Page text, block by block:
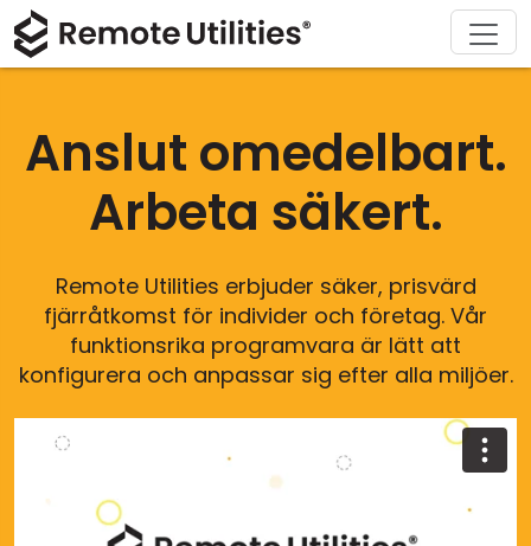
Anslut omedelbart.
Arbeta säkert.
Remote Utilities erbjuder säker, prisvärd
fjärråtkomst för individer och företag. Vår
funktionsrika programvara är lätt att
konfigurera och anpassar sig efter alla miljöer.
Produkt
Säkerhet
Skärmdumpar
Anslutningslägen
Oövervakad åtkomst
Active Directory-support
MSI-konfiguration
Lösningar
Tillverkning och detaljhandel
Vård och hälsa
Informationsteknik
Ladda ner
macOS
Köp
Licensassistent
Uppgradera din licens
Support
Dokumentation
Kunskapsbas
Om
Pressrum
Skriv en recension